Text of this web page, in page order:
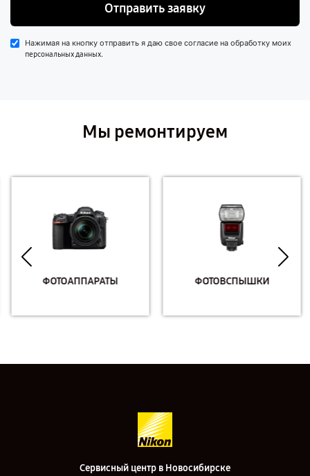
Отправить заявку
Нажимая на кнопку отправить я даю свое согласие на обработку моих
персональных данных.
Мы ремонтируем
ФОТОАППАРАТЫ ФОТОВСПЫШКИ
Сервисный центр в Новосибирске